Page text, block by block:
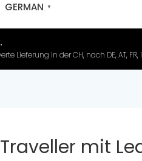
GERMAN ▼
Lieferung in der CH, nach DE, AT, FR,
mit